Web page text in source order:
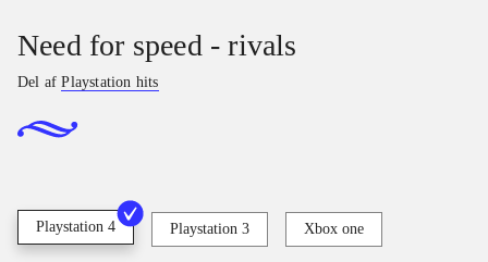
Need for speed - rivals
Del afPlaystation hits
Playstation 4 Playstation 3 Xbox one